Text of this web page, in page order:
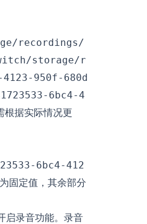
recordings/
storage/r
950f-680d
6bc4-4
根据实际情况更
6bc4-412
为固定值，其余部分
启录音功能。录音